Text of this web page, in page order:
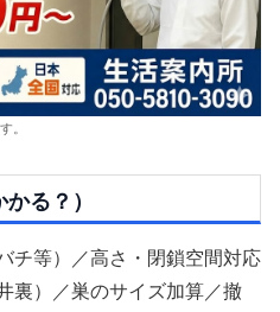
。
る？）
チ等）／高さ・閉鎖空間対応
裏）／巣のサイズ加算／撤